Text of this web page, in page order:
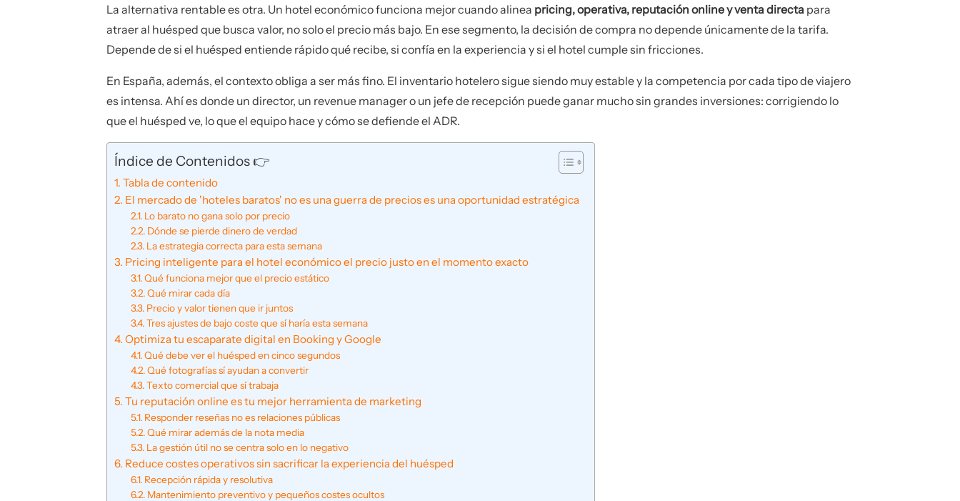
La alternativa rentable es otra. Un hotel económico funciona mejor cuando alinea pricing, operativa, reputación online y venta directa para
atraer al huésped que busca valor, no solo el precio más bajo. En ese segmento, la decisión de compra no depende únicamente de la tarifa.
Depende de si el huésped entiende rápido qué recibe, si confía en la experiencia y si el hotel cumple sin fricciones.
En España, además, el contexto obliga a ser más fino. El inventario hotelero sigue siendo muy estable y la competencia por cada tipo de viajero
es intensa. Ahí es donde un director, un revenue manager o un jefe de recepción puede ganar mucho sin grandes inversiones: corrigiendo lo
que el huésped ve, lo que el equipo hace y cómo se defiende el ADR.
Índice de Contenidos 👉
Tabla de contenido
El mercado de 'hoteles baratos' no es una guerra de precios es una oportunidad estratégica
Lo barato no gana solo por precio
Dónde se pierde dinero de verdad
La estrategia correcta para esta semana
Pricing inteligente para el hotel económico el precio justo en el momento exacto
Qué funciona mejor que el precio estático
Qué mirar cada día
Precio y valor tienen que ir juntos
Tres ajustes de bajo coste que sí haría esta semana
Optimiza tu escaparate digital en Booking y Google
Qué debe ver el huésped en cinco segundos
Qué fotografías sí ayudan a convertir
Texto comercial que sí trabaja
Tu reputación online es tu mejor herramienta de marketing
Responder reseñas no es relaciones públicas
Qué mirar además de la nota media
La gestión útil no se centra solo en lo negativo
Reduce costes operativos sin sacrificar la experiencia del huésped
Recepción rápida y resolutiva
Mantenimiento preventivo y pequeños costes ocultos